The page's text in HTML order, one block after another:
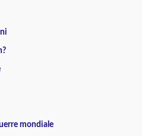
mondiale